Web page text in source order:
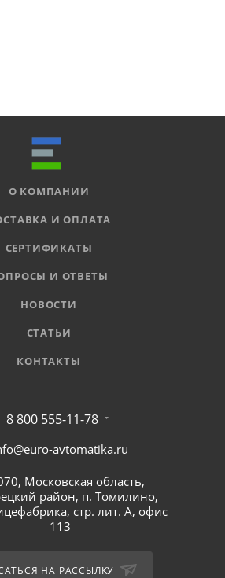
О КОМПАНИИ
И ОПЛАТА
СЕРТИФИКАТЫ
И ОТВЕТЫ
НОВОСТИ
СТАТЬИ
КОНТАКТЫ
8 800 555-11-78
avtomatika.ru
Московская область,
район, п. Томилино,
стр. лит. А, офис
113
НА РАССЫЛКУ